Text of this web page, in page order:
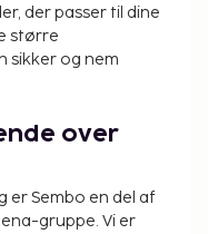
der passer til dine
større
sikker og nem
over
er Sembo en del af
gruppe. Vi er